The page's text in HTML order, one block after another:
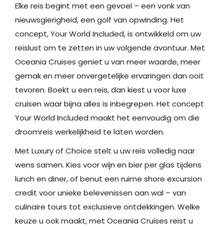
Elke reis begint met een gevoel – een vonk van
nieuwsgierigheid, een golf van opwinding. Het
concept, Your World Included, is ontwikkeld om uw
reislust om te zetten in uw volgende avontuur. Met
Oceania Cruises geniet u van meer waarde, meer
gemak en meer onvergetelijke ervaringen dan ooit
tevoren. Boekt u een reis, dan kiest u voor luxe
cruisen waar bijna alles is inbegrepen. Het concept
Your World Included maakt het eenvoudig om die
droomreis werkelijkheid te laten worden.
Met Luxury of Choice stelt u uw reis volledig naar
wens samen. Kies voor wijn en bier per glas tijdens
lunch en diner, of benut een ruime shore excursion
credit voor unieke belevenissen aan wal – van
culinaire tours tot exclusieve ontdekkingen. Welke
keuze u ook maakt, met Oceania Cruises reist u